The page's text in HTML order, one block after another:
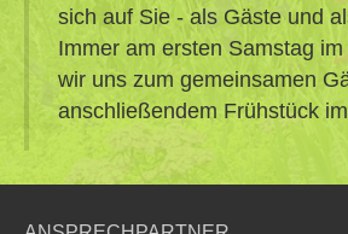
sich auf Sie - als Gäste und
Immer am ersten Samstag
wir uns zum gemeinsamen
anschließendem Frühstück